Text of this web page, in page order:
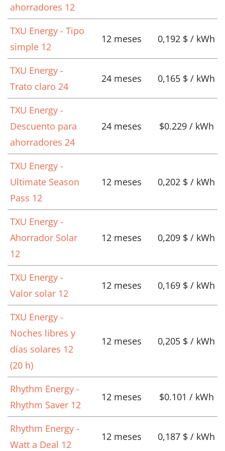
ahorradores 12
TXU Energy - Tipo
simple 12
12 meses 0,192 $ / kWh
TXU Energy -
Trato claro 24
24 meses 0,165 $ / kWh
TXU Energy -
Descuento para
ahorradores 24
24 meses $0.229 / kWh
TXU Energy -
Ultimate Season
Pass 12
12 meses 0,202 $ / kWh
TXU Energy -
Ahorrador Solar
12
12 meses 0,209 $ / kWh
TXU Energy -
Valor solar 12
12 meses 0,169 $ / kWh
TXU Energy -
Noches libres y
días solares 12
(20 h)
12 meses 0,205 $ / kWh
Rhythm Energy -
Rhythm Saver 12
12 meses $0.101 / kWh
Rhythm Energy -
Watt a Deal 12
12 meses 0,187 $ / kWh